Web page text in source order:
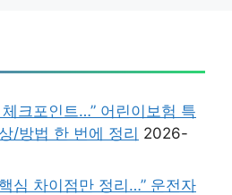
크포인트…” 어린이보험 특
/방법 한 번에 정리 2026-
심 차이점만 정리…” 운전자